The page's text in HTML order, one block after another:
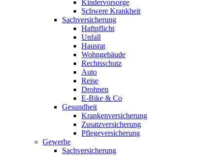
Kindervorsorge
Schwere Krankheit
Sachversicherung
Haftpflicht
Unfall
Hausrat
Wohngebäude
Rechtsschutz
Auto
Reise
Drohnen
E-Bike & Co
Gesundheit
Krankenversicherung
Zusatzversicherung
Pflegeversicherung
Gewerbe
Sachversicherung